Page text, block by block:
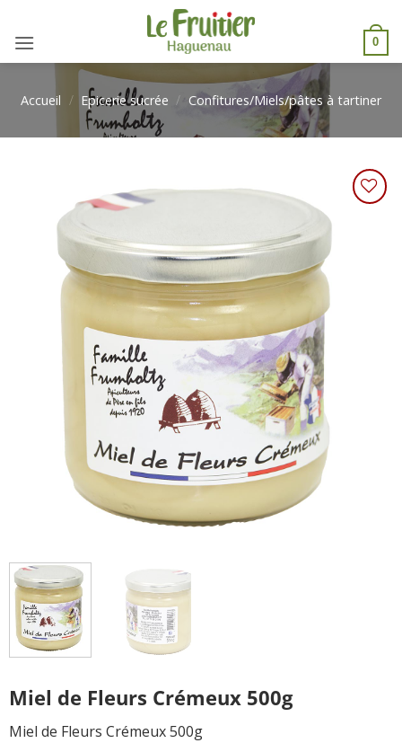
au
contenu
0
Accueil / Epicerie sucrée / Confitures/Miels/pâtes à tartiner
Miel de Fleurs Crémeux 500g
Miel de Fleurs Crémeux 500g